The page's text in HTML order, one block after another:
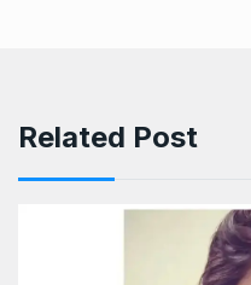
Related Post